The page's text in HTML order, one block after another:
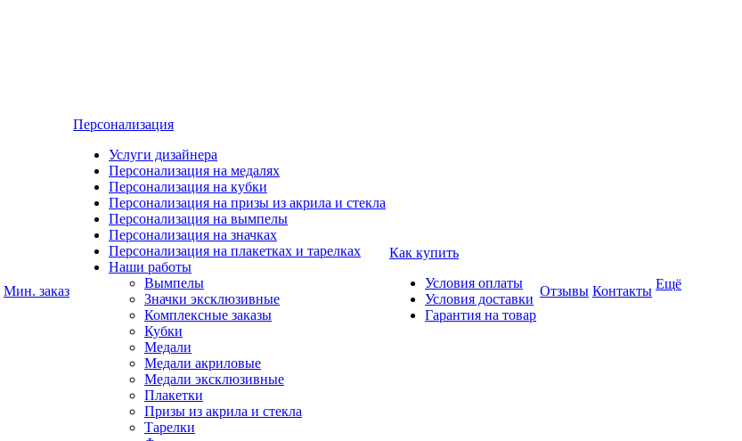
Мин. заказ
Персонализация
Услуги дизайнера
Персонализация на медалях
Персонализация на кубки
Персонализация на призы из акрила и стекла
Персонализация на вымпелы
Персонализация на значках
Персонализация на плакетках и тарелках
Наши работы
Вымпелы
Значки эксклюзивные
Комплексные заказы
Кубки
Медали
Медали акриловые
Медали эксклюзивные
Плакетки
Призы из акрила и стекла
Тарелки
Как купить
Условия оплаты
Условия доставки
Гарантия на товар
Отзывы Контакты Ещё